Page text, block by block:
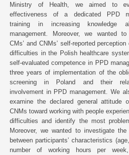
Ministry of Health, we aimed to
effectiveness of a dedicated PPD
training in increasing knowledge
management. Moreover, we wanted to
CMs’ and CNMs’ self-reported
difficulties in the Polish healthcare
self-evaluated competence in PPD
three years of implementation of the
screening in Poland and their
involvement in PPD management. We
examine the declared general attitude
CNMs toward working with people
difficulties and identify the most
Moreover, we wanted to investigate the
between participants’ characteristics
number of working hours per